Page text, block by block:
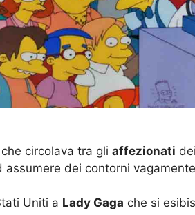
circolava tra gli affezionati
dei contorni
Uniti a Lady Gaga che si